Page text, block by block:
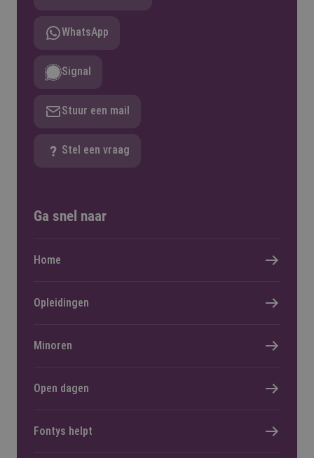
WhatsApp
Signal
Stuur een mail
Stel een vraag
Ga snel naar
Home
Opleidingen
Minoren
Open dagen
Fontys helpt